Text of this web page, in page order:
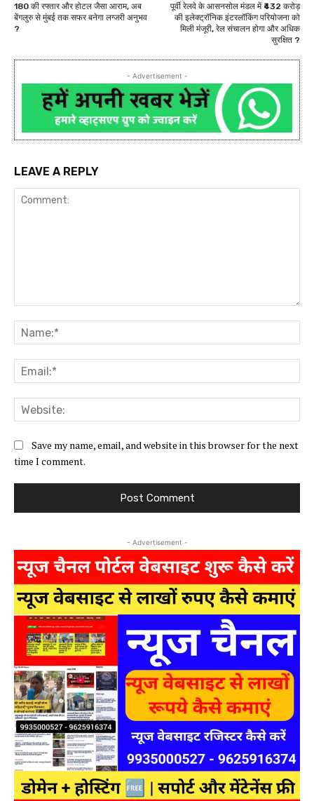
180 की रफ्तार और होटल जैसा आराम, अब
बेंगलुरु से मुंबई तक सफर बनेगा लग्जरी अनुभव
?
पूर्वी रेलवे के आसनसोल मंडल में ₹432 करोड़
की इलेक्ट्रॉनिक इंटरलॉकिंग परियोजना को
मिली मंजूरी, रेल संचालन होगा और अधिक
सुरक्षित ?
- Advertisement -
LEAVE A REPLY
Save my name, email, and website in this browser for the next
time I comment.
- Advertisement -